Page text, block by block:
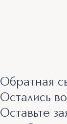
Обратная
Остались
Оставьте